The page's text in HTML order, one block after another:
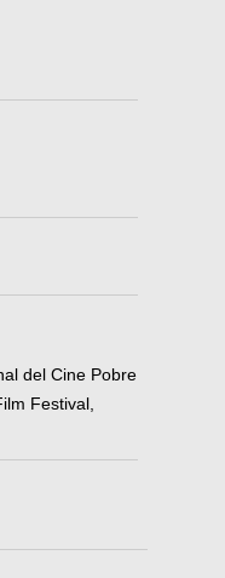
del Cine Pobre
Festival,